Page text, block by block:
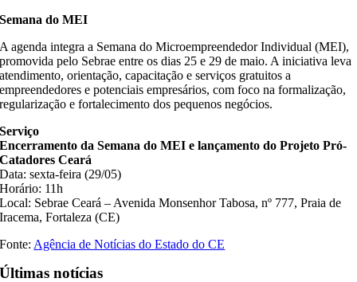
Semana do MEI
A agenda integra a Semana do Microempreendedor Individual (MEI),
promovida pelo Sebrae entre os dias 25 e 29 de maio. A iniciativa leva
atendimento, orientação, capacitação e serviços gratuitos a
empreendedores e potenciais empresários, com foco na formalização,
regularização e fortalecimento dos pequenos negócios.
Serviço
Encerramento da Semana do MEI e lançamento do Projeto Pró-
Catadores Ceará
Data: sexta-feira (29/05)
Horário: 11h
Local: Sebrae Ceará – Avenida Monsenhor Tabosa, nº 777, Praia de
Iracema, Fortaleza (CE)
Fonte: Agência de Notícias do Estado do CE
Últimas notícias